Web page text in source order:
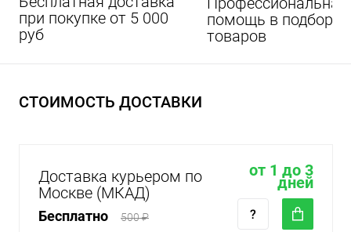
при покупке от 5 000
руб
помощь в подборе
товаров
СТОИМОСТЬ ДОСТАВКИ
Доставка курьером по
Москве (МКАД)
Бесплатно 500 ₽
от 1 до 3
дней